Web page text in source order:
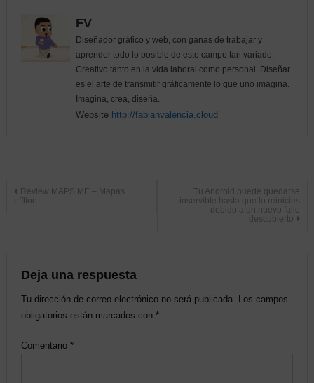
FV
Diseñador gráfico y web, con ganas de trabajar y
aprender todo lo posible de este campo tan variado.
Creativo tanto en la vida laboral como personal. Diseñar
es el arte de transmitir gráficamente lo que uno imagina.
Imagina, crea, diseña.
Website http://fabianvalencia.cloud
Navegación
Review MAPS.ME – Mapas
offline
Tu Android puede quedarse
inservible hasta que lo reinicies
debido a un nuevo fallo
descubierto
Deja una respuesta
Tu dirección de correo electrónico no será publicada.
Los campos
obligatorios están marcados con *
Comentario *